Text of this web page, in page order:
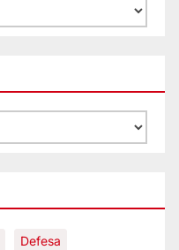
Defesa